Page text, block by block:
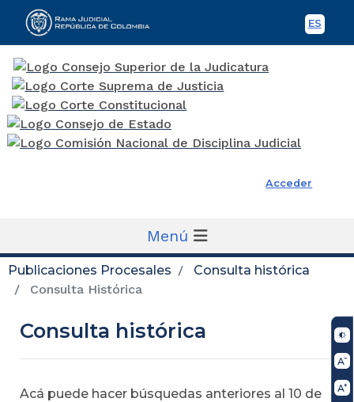
ES
Rama Judicial
Acceder
Menú
Publicaciones Procesales
Consulta histórica
Consulta Histórica
Consulta histórica
Acá puede hacer búsquedas anteriores al 10 de